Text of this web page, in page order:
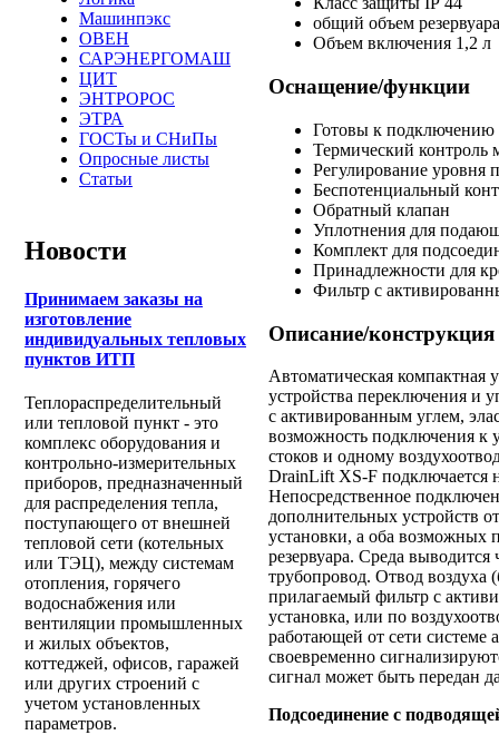
Машинпэкс
ОВЕН
САРЭНЕРГОМАШ
ЦИТ
ЭНТРОРОС
ЭТРА
ГОСТы и СНиПы
Опросные листы
Статьи
Новости
Принимаем заказы на
изготовление
индивидуальных тепловых
пунктов ИТП
Теплораспределительный
или тепловой пункт - это
комплекс оборудования и
контрольно-измерительных
приборов, предназначенный
для распределения тепла,
поступающего от внешней
тепловой сети (котельных
или ТЭЦ), между системам
отопления, горячего
водоснабжения или
вентиляции промышленных
и жилых объектов,
коттеджей, офисов, гаражей
или других строений с
учетом установленных
параметров.
общий объем
Объем включения 1,2 л
Оснащение/функции
Готовы к подключению
Термический контроль
Регулирование уровня
Беспотенциальный
Обратный клапан
Уплотнения для
Комплект для
Принадлежности для
Фильтр с
Описание/конструкция
Автоматическая компактная
устройства переключения и
с активированным углем,
возможность подключения к
стоков и одному
DrainLift XS-F подключается
Непосредственное
дополнительных устройств
установки, а оба возможных
резервуара. Среда
трубопровод. Отвод воздуха
прилагаемый фильтр с
установка, или по
работающей от сети системе
своевременно
сигнал может быть передан
Подсоединение с